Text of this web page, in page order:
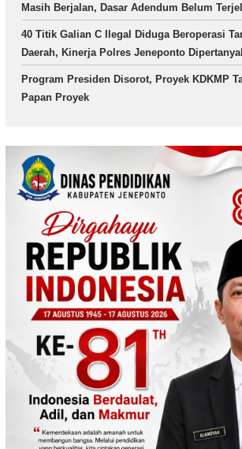
Masih Berjalan, Dasar Adendum Belum
40 Titik Galian C Ilegal Diduga Beroperasi
Daerah, Kinerja Polres Jeneponto
Program Presiden Disorot, Proyek KDKMP
Papan Proyek